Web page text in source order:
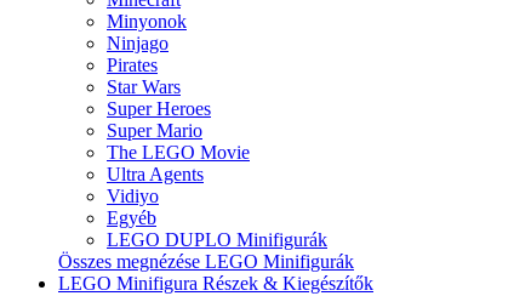
Minyonok
Ninjago
Pirates
Star Wars
Super Heroes
Super Mario
The LEGO Movie
Ultra Agents
Vidiyo
Egyéb
LEGO DUPLO Minifigurák
Összes megnézése LEGO Minifigurák
LEGO Minifigura Részek & Kiegészítők